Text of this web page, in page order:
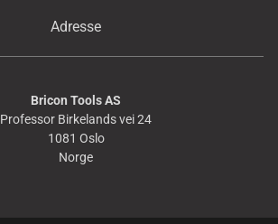
Adresse
Bricon Tools AS
Professor Birkelands vei 24
1081 Oslo
Norge